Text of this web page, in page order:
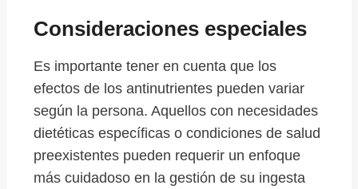
Consideraciones especiales
Es importante tener en cuenta que los
efectos de los antinutrientes pueden variar
según la persona. Aquellos con necesidades
dietéticas específicas o condiciones de salud
preexistentes pueden requerir un enfoque
más cuidadoso en la gestión de su ingesta